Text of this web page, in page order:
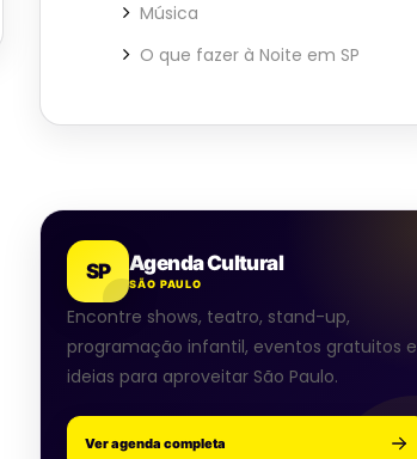
Música
O que fazer à Noite em SP
SP Agenda Cultural
SÃO PAULO
Encontre shows, teatro, stand-up,
programação infantil, eventos gratuitos e
ideias para aproveitar São Paulo.
Ver agenda completa